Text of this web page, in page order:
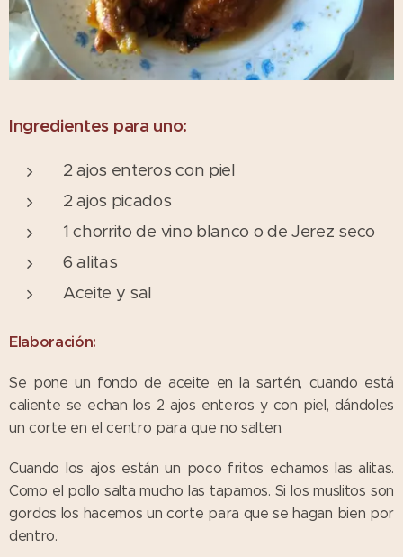
Ingredientes para uno:
2 ajos enteros con piel
2 ajos picados
1 chorrito de vino blanco o de Jerez seco
6 alitas
Aceite y sal
Elaboración:
Se pone un fondo de aceite en la sartén, cuando está
caliente se echan los 2 ajos enteros y con piel, dándoles
un corte en el centro para que no salten.
Cuando los ajos están un poco fritos echamos las alitas.
Como el pollo salta mucho las tapamos. Si los muslitos son
gordos los hacemos un corte para que se hagan bien por
dentro.